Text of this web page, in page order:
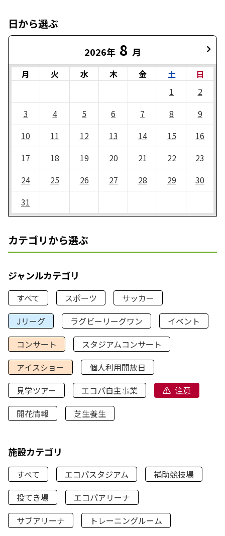
日から選ぶ
2026年 8 月
月 火 水 木 金 土
日
1
2
3
4 5 6 7 8
9
10
11 12 13 14 15
16
17
18 19 20 21 22
23
24
25 26 27 28 29
30
31
カテゴリから選ぶ
ジャンルカテゴリ
すべて スポーツ
サッカー
Jリーグ
ラグビーリーグワン
イベント
コンサート
スタジアムコンサート
アイスショー
個人利用開放日
見学ツアー
エコパ自主事業
注意
開花情報
芝生養生
施設カテゴリ
すべて エコパスタジアム
補助競技場
投てき場
エコパアリーナ
サブアリーナ
トレーニングルーム